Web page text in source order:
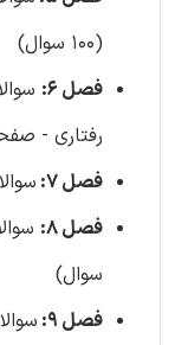
(100 سوال)
فصل 6:
رفتاری - صفحه 146 (100
فصل 7:
فصل 8:
سوال)
فصل 9: